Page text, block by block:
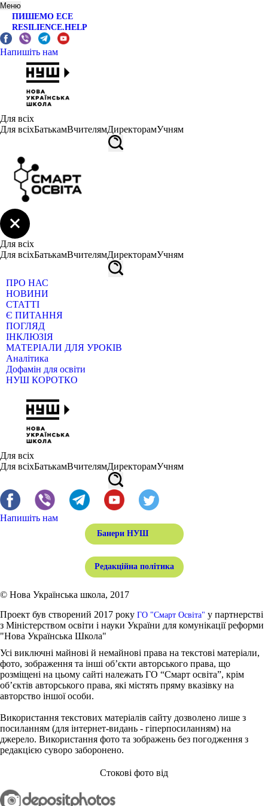
Меню
ПИШЕМО ЕСЕ
RESILIENCE.HELP
Напишіть нам
Для всіх
Для всіхБатькамВчителямДиректорамУчням
Для всіх
Для всіхБатькамВчителямДиректорамУчням
ПРО НАС
НОВИНИ
СТАТТІ
Є ПИТАННЯ
ПОГЛЯД
ІНКЛЮЗІЯ
МАТЕРІАЛИ ДЛЯ УРОКІВ
Аналітика
Дофамін для освіти
НУШ КОРОТКО
Для всіх
Для всіхБатькамВчителямДиректорамУчням
Напишіть нам
Банери НУШ
Редакційна політика
© Нова Українська школа, 2017
Проект був створений 2017 року ГО "Смарт Освіта" у партнерстві
з Міністерством освіти і науки України для комунікації реформи
"Нова Українська Школа"
Усі виключні майнові й немайнові права на текстові матеріали,
фото, зображення та інші об’єкти авторського права, що
розміщені на цьому сайті належать ГО “Смарт освіта”, крім
об’єктів авторського права, які містять пряму вказівку на
авторство іншої особи.
Використання текстових матеріалів сайту дозволено лише з
посиланням (для інтернет-видань - гіперпосиланням) на
джерело. Використання фото та зображень без погодження з
редакцією суворо заборонено.
Стокові фото від